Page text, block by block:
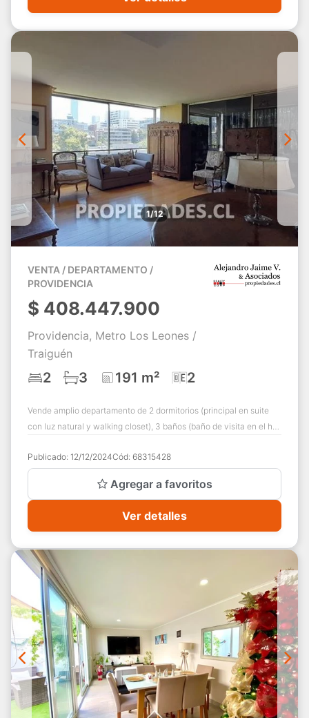
1/12
VENTA / DEPARTAMENTO /
PROVIDENCIA
$ 408.447.900
Providencia, Metro Los Leones /
Traiguén
2 3 191 m² 2
Vende amplio departamento de 2 dormitorios (principal en suite
con luz natural y walking closet), 3 baños (baño de visita en el hall
Publicado: 12/12/2024Cód: 68315428
Agregar a favoritos
Ver detalles